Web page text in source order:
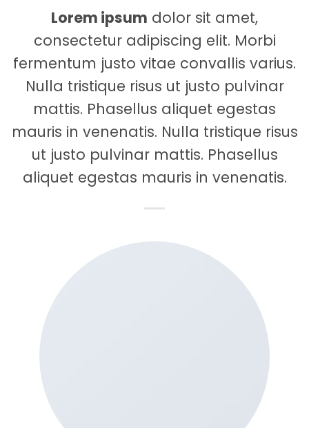
Lorem ipsum dolor sit amet,
consectetur adipiscing elit. Morbi
fermentum justo vitae convallis varius.
Nulla tristique risus ut justo pulvinar
mattis. Phasellus aliquet egestas
mauris in venenatis. Nulla tristique risus
ut justo pulvinar mattis. Phasellus
aliquet egestas mauris in venenatis.